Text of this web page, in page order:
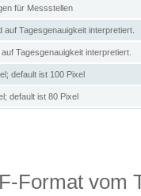
für Messstellen
auf Tagesgenauigkeit interpretiert.
Tagesgenauigkeit interpretiert.
default ist 100 Pixel
default ist 80 Pixel
Format vom